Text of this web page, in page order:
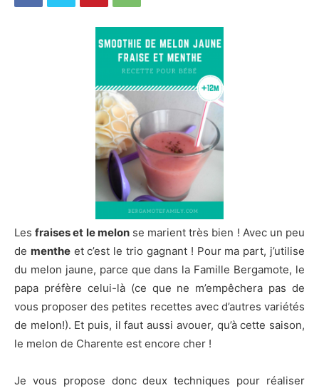
Lesfraises et le melonse marient très bien ! Avec un peu
de mentheet c’est le trio gagnant ! Pour ma part, j’utilise
du melon jaune, parce que dans la Famille Bergamote, le
papa préfère celui-là (ce que ne m’empêchera pas de
vous proposer des petites recettes avec d’autres variétés
de melon!). Et puis, il faut aussi avouer, qu’à cette saison,
le melon de Charente est encore cher !
Je vous propose donc deux techniques pour réaliser